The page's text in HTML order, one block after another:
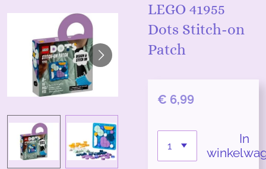
LEGO 41955
Dots Stitch-on
Patch
€ 6,99
In